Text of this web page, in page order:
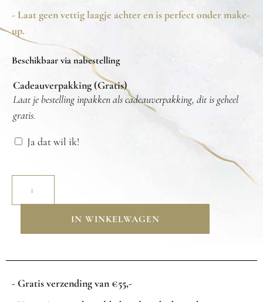
- Laat geen vettig laagje achter en is perfect onder make-
up.
Beschikbaar via nabestelling
Cadeauverpakking (Gratis)
Laat je bestelling inpakken als cadeauverpakking, dit is geheel
gratis.
Ja dat wil ik!
IN WINKELWAGEN
- Gratis verzending van €55,-